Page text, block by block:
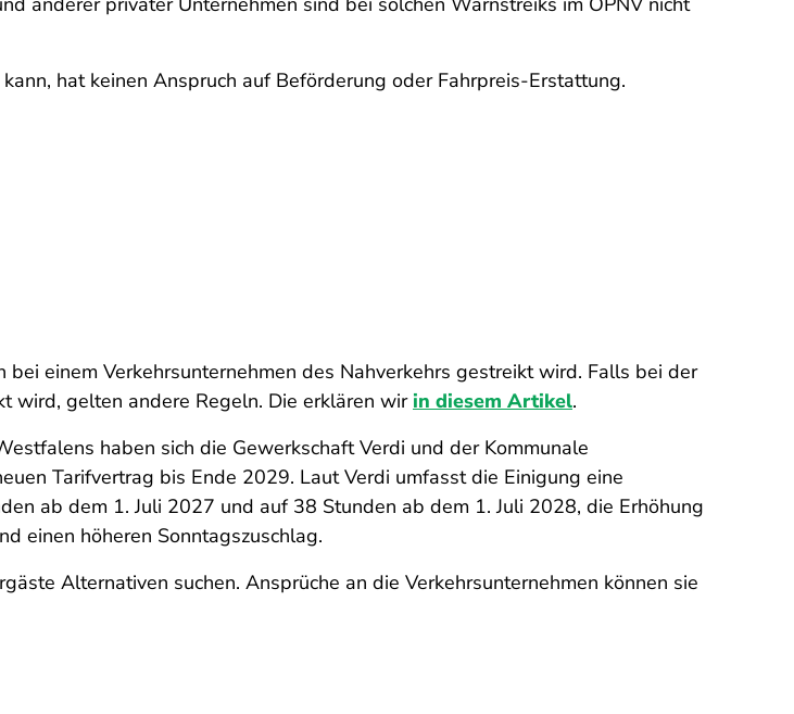
hat keinen Anspruch auf Beförderung oder Fahrpreis-Erstattung.
einem Verkehrsunternehmen des Nahverkehrs gestreikt wird. Falls bei der
wird, gelten andere Regeln. Die erklären wir in diesem Artikel.
haben sich die Gewerkschaft Verdi und der Kommunale
Tarifvertrag bis Ende 2029. Laut Verdi umfasst die Einigung eine
ab dem 1. Juli 2027 und auf 38 Stunden ab dem 1. Juli 2028, die Erhöhung
einen höheren Sonntagszuschlag.
Alternativen suchen. Ansprüche an die Verkehrsunternehmen können sie